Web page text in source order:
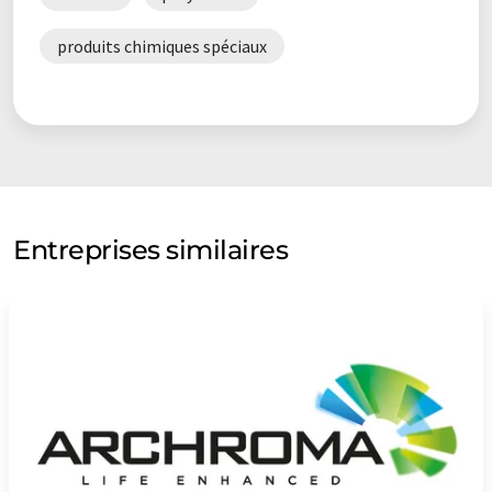
produits chimiques spéciaux
Entreprises similaires